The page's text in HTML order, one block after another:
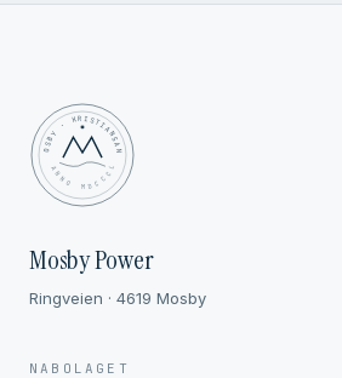
MOSBY · KRISTIANSAND
✦ ANNO MDCCCL ✦
Mosby Power
Ringveien · 4619 Mosby
NABOLAGET